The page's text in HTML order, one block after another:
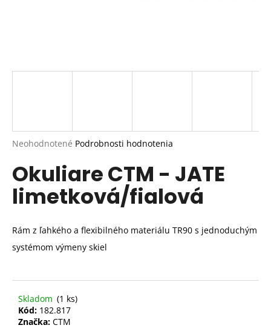
Priemerné
produktu
je
0,0
Neohodnotené Podrobnosti hodnotenia
Okuliare CTM - JATE
limetková/fialová
Rám z ľahkého a flexibilného materiálu TR90 s jednoduchým
systémom výmeny skiel
Skladom (1 ks)
Kód: 182.817
Značka: CTM